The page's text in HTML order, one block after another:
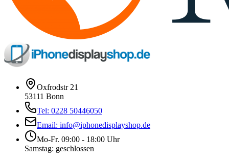
Oxfrodstr 21
53111 Bonn
Tel: 0228 50446050
Email: info@iphonedisplayshop.de
Mo-Fr. 09:00 - 18:00 Uhr
Samstag: geschlossen